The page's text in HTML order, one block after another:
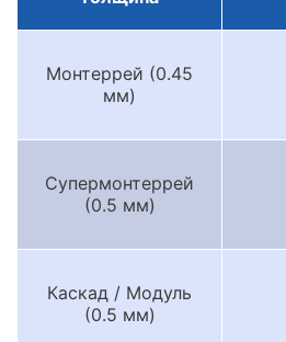
Монтеррей (0.45
мм)
Супермонтеррей
(0.5 мм)
Каскад / Модуль
(0.5 мм)